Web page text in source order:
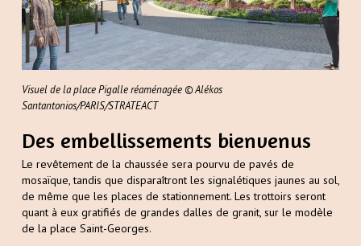
Visuel de la place Pigalle réaménagée © Alékos
Santantonios/PARIS/STRATEACT
Des embellissements bienvenus
Le revêtement de la chaussée sera pourvu de pavés de
mosaïque, tandis que disparaîtront les signalétiques jaunes au sol,
de même que les places de stationnement. Les trottoirs seront
quant à eux gratifiés de grandes dalles de granit, sur le modèle
de la place Saint-Georges.